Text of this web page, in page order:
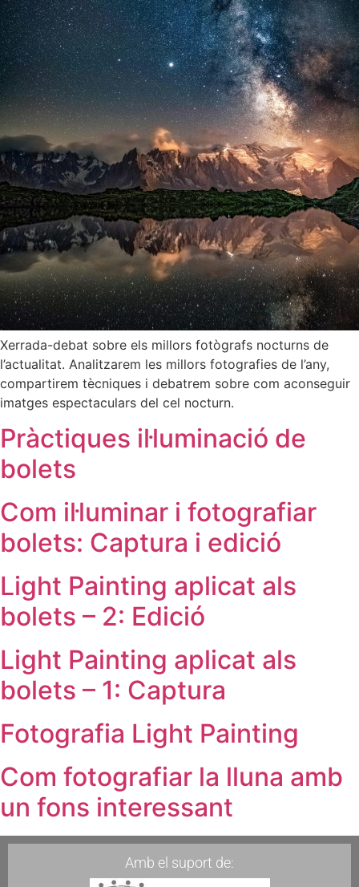
Xerrada-debat sobre els millors fotògrafs nocturns de
l’actualitat. Analitzarem les millors fotografies de l’any,
compartirem tècniques i debatrem sobre com aconseguir
imatges espectaculars del cel nocturn.
Pràctiques il·luminació de
bolets
Com il·luminar i fotografiar
bolets: Captura i edició
Light Painting aplicat als
bolets – 2: Edició
Light Painting aplicat als
bolets – 1: Captura
Fotografia Light Painting
Com fotografiar la lluna amb
un fons interessant
Amb el suport de: